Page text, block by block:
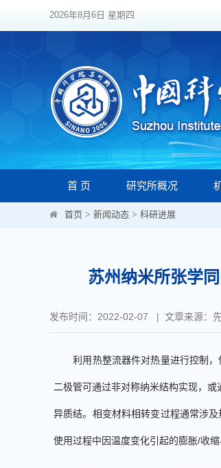
2026年8月6日 星期四
首 页 研究所概况
首页 > 新闻动态 > 科研进展
苏州纳米所张学
发布时间：2022-02-07 | 文章来源：
利用热整流器件对热量进行控制
二极管可通过非对称纳米结构实现，或
异质结。相变材料相转变过程通常涉
使用过程中因温度变化引起的膨胀/收